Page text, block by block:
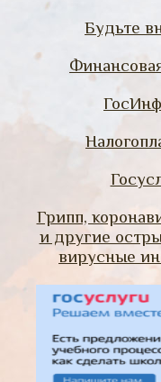
Будьте
Грипп,
и другие
вирусные